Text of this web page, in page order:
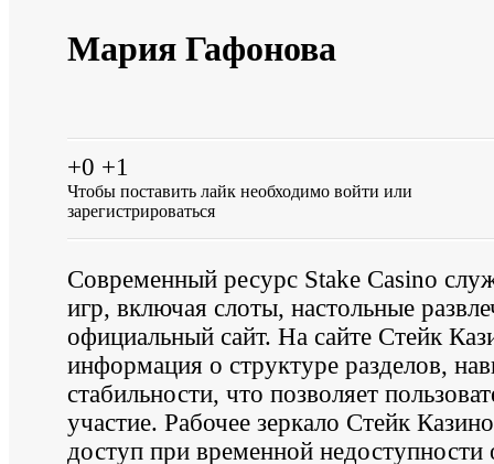
Мария Гафонова
+0 +1
Чтобы поставить лайк необходимо войти или
зарегистрироваться
Современный ресурс Stake Casino
игр, включая слоты, настольные
официальный сайт. На сайте Стейк
информация о структуре разделов,
стабильности, что позволяет
участие. Рабочее зеркало Стейк
доступ при временной